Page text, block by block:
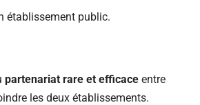
établissement public.
partenariat rare et efficace entre
les deux établissements.